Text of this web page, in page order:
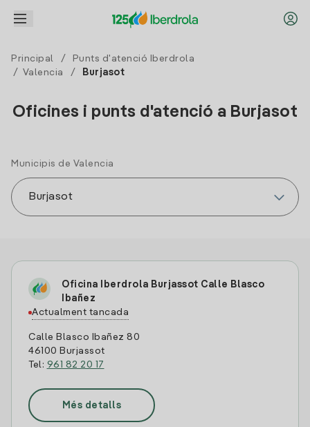
Principal /
Punts d'atenció Iberdrola
/ Valencia / Burjasot
Oficines i punts d'atenció a Burjasot
Municipis de Valencia
Oficina Iberdrola Burjassot Calle Blasco
Ibañez
Actualment tancada
Calle Blasco Ibañez 80
46100 Burjassot
Tel: 961 82 20 17
Més detalls